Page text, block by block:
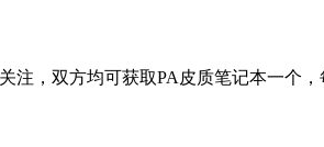
注，双方均可获取PA皮质笔记本一个，